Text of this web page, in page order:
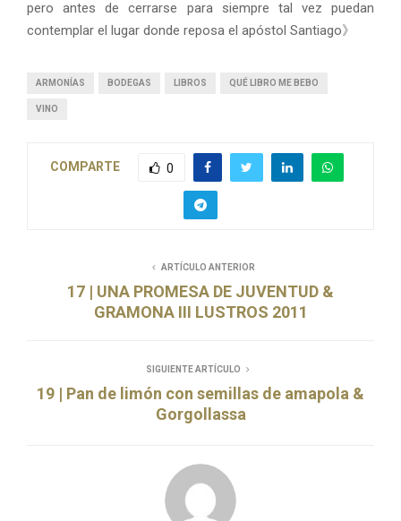
pero antes de cerrarse para siempre tal vez puedan
contemplar el lugar donde reposa el apóstol Santiago》
ARMONÍAS BODEGAS LIBROS QUÉ LIBRO ME BEBO
VINO
COMPARTE 0
ARTÍCULO ANTERIOR
17 | UNA PROMESA DE JUVENTUD &
GRAMONA III LUSTROS 2011
SIGUIENTE ARTÍCULO
19 | Pan de limón con semillas de amapola &
Gorgollassa